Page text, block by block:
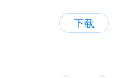
下载